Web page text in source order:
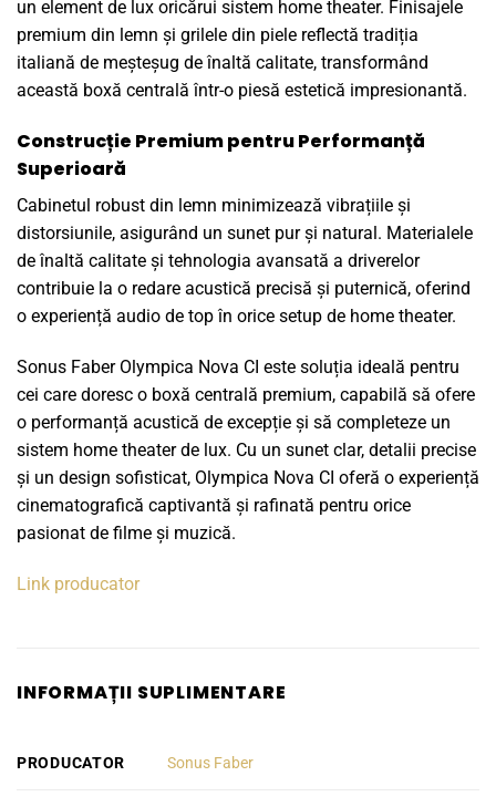
un element de lux oricărui sistem home theater. Finisajele
premium din lemn și grilele din piele reflectă tradiția
italiană de meșteșug de înaltă calitate, transformând
această boxă centrală într-o piesă estetică impresionantă.
Construcție Premium pentru Performanță
Superioară
Cabinetul robust din lemn minimizează vibrațiile și
distorsiunile, asigurând un sunet pur și natural. Materialele
de înaltă calitate și tehnologia avansată a driverelor
contribuie la o redare acustică precisă și puternică, oferind
o experiență audio de top în orice setup de home theater.
Sonus Faber Olympica Nova CI este soluția ideală pentru
cei care doresc o boxă centrală premium, capabilă să ofere
o performanță acustică de excepție și să completeze un
sistem home theater de lux. Cu un sunet clar, detalii precise
și un design sofisticat, Olympica Nova CI oferă o experiență
cinematografică captivantă și rafinată pentru orice
pasionat de filme și muzică.
Link producator
INFORMAȚII SUPLIMENTARE
PRODUCATOR Sonus Faber